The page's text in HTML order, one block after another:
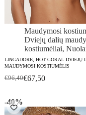
Maudymosi
Dviejų dalių
kostiumėliai,
LINGADORE, HOT CORAL DVIEJŲ
MAUDYMOSI KOSTIUMĖLIS
€96,40Original
€96,40.
€67,50
Current
€67,50.
-40%